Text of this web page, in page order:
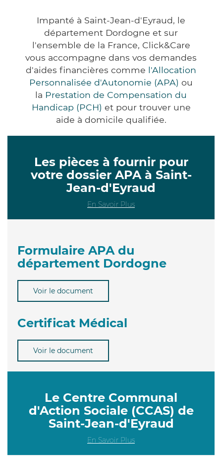
Impanté à Saint-Jean-d'Eyraud, le
département Dordogne et sur
l'ensemble de la France, Click&Care
vous accompagne dans vos demandes
d'aides financières comme l'Allocation
Personnalisée d'Autonomie (APA) ou
la Prestation de Compensation du
Handicap (PCH) et pour trouver une
aide à domicile qualifiée.
Les pièces à fournir pour
votre dossier APA à Saint-
Jean-d'Eyraud
En Savoir Plus
Formulaire APA du
département Dordogne
Voir le document
Certificat Médical
Voir le document
Le Centre Communal
d'Action Sociale (CCAS) de
Saint-Jean-d'Eyraud
En Savoir Plus